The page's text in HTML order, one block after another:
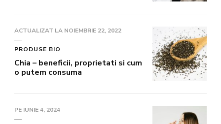
ACTUALIZAT LA NOIEMBRIE 22, 2022
PRODUSE BIO
Chia – beneficii, proprietati si cum
o putem consuma
PE IUNIE 4, 2024